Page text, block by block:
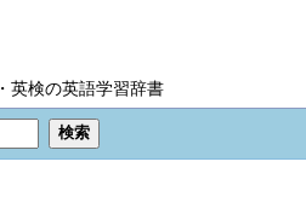
英検の英語学習辞書